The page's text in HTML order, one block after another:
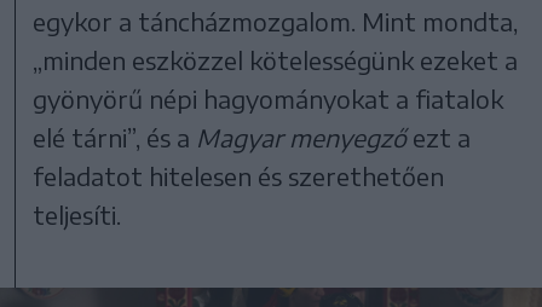
egykor a táncházmozgalom. Mint mondta,
„minden eszközzel kötelességünk ezeket a
gyönyörű népi hagyományokat a fiatalok
elé tárni”, és a Magyar menyegzőezt a
feladatot hitelesen és szerethetően
teljesíti.